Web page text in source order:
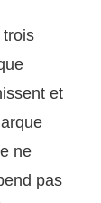
trois
et
ne
pas